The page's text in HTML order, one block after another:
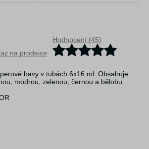
na prodejce
Hodnocení (45)
bavy v tubách 6x16 ml. Obsahuje
modrou, zelenou, černou a bělobu.